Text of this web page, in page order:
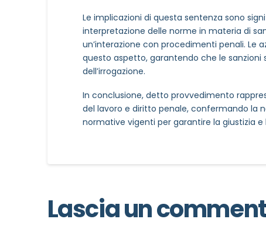
Le implicazioni di questa sentenza sono
interpretazione delle norme in materia di
un’interazione con procedimenti penali. Le
questo aspetto, garantendo che le
dell’irrogazione.
In conclusione, detto provvedimento
del lavoro e diritto penale, confermando la
normative vigenti per garantire la giustizia e
Lascia un